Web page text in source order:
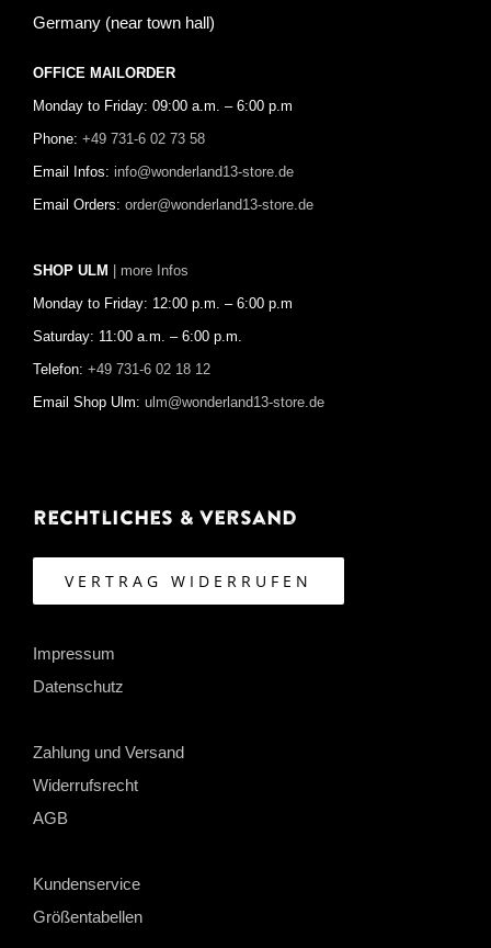
Germany (near town hall)
OFFICE MAILORDER
Monday to Friday: 09:00 a.m. – 6:00 p.m
Phone: +49 731-6 02 73 58
Email Infos: info@wonderland13-store.de
Email Orders: order@wonderland13-store.de
SHOP ULM | more Infos
Monday to Friday: 12:00 p.m. – 6:00 p.m
Saturday: 11:00 a.m. – 6:00 p.m.
Telefon: +49 731-6 02 18 12
Email Shop Ulm: ulm@wonderland13-store.de
Rechtliches & Versand
VERTRAG WIDERRUFEN
Impressum
Datenschutz
Zahlung und Versand
Widerrufsrecht
AGB
Kundenservice
Größentabellen